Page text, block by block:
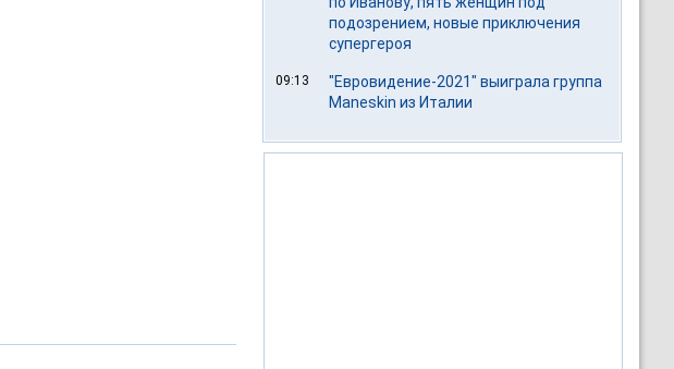
подозрением, новые приключения
супергероя
09:13
"Евровидение-2021" выиграла группа
Maneskin из Италии